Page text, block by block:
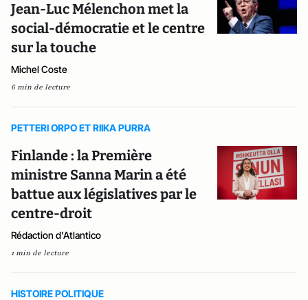
Jean-Luc Mélenchon met la
social-démocratie et le centre
sur la touche
Michel Coste
6 min de lecture
PETTERI ORPO ET RIIKA PURRA
Finlande : la Première
ministre Sanna Marin a été
battue aux législatives par le
centre-droit
Rédaction d'Atlantico
1 min de lecture
HISTOIRE POLITIQUE